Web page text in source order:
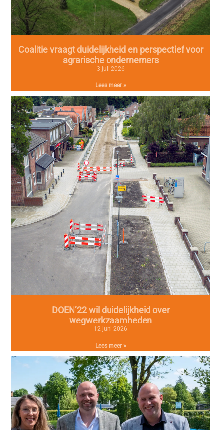
Coalitie vraagt duidelijkheid en perspectief voor
agrarische ondernemers
3 juli 2026
Lees meer »
DOEN’22 wil duidelijkheid over
wegwerkzaamheden
12 juni 2026
Lees meer »